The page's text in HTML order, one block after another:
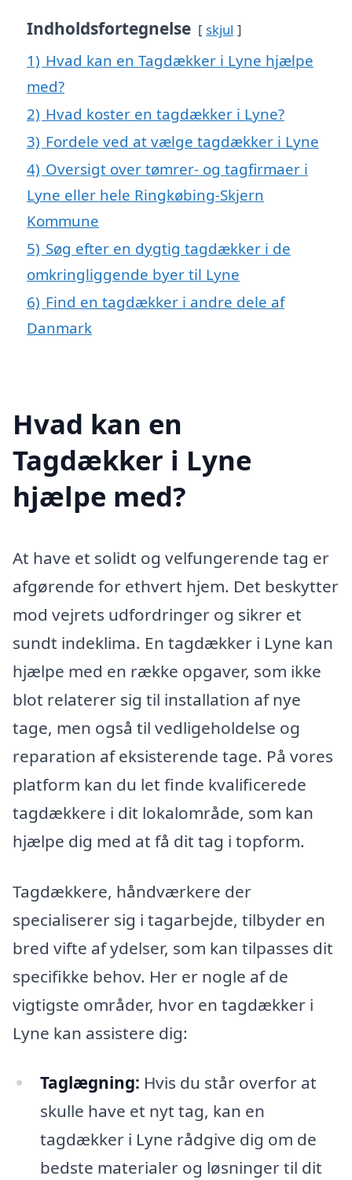
Indholdsfortegnelse skjul
1) Hvad kan en Tagdækker i Lyne hjælpe
med?
2) Hvad koster en tagdækker i Lyne?
3) Fordele ved at vælge tagdækker i Lyne
4) Oversigt over tømrer- og tagfirmaer i
Lyne eller hele Ringkøbing-Skjern
Kommune
5) Søg efter en dygtig tagdækker i de
omkringliggende byer til Lyne
6) Find en tagdækker i andre dele af
Danmark
Hvad kan en
Tagdækker i Lyne
hjælpe med?
At have et solidt og velfungerende tag er
afgørende for ethvert hjem. Det beskytter
mod vejrets udfordringer og sikrer et
sundt indeklima. En tagdækker i Lyne kan
hjælpe med en række opgaver, som ikke
blot relaterer sig til installation af nye
tage, men også til vedligeholdelse og
reparation af eksisterende tage. På vores
platform kan du let finde kvalificerede
tagdækkere i dit lokalområde, som kan
hjælpe dig med at få dit tag i topform.
Tagdækkere, håndværkere der
specialiserer sig i tagarbejde, tilbyder en
bred vifte af ydelser, som kan tilpasses dit
specifikke behov. Her er nogle af de
vigtigste områder, hvor en tagdækker i
Lyne kan assistere dig:
Taglægning: Hvis du står overfor at
skulle have et nyt tag, kan en
tagdækker i Lyne rådgive dig om de
bedste materialer og løsninger til dit